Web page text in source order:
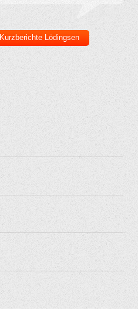
Kurzberichte Lödingsen